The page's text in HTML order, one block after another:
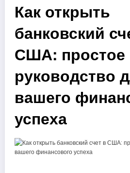
Как открыть
банковский
США: простое
руководство
вашего
успеха